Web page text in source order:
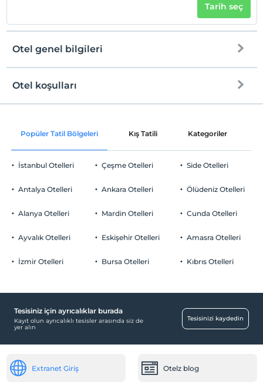
2 yaşına kadar olan bebekler ücretsizdir.
Tarih seç
Otel genel bilgileri
Ortak alanlar ve tüm odalar
Otopark
Ücretsiz Özel Otopark
Havuz
Otel koşulları
Check/in
Check/out
En geç saat 10:00 ve öncesi
Evcil Hayvan
2 yaşına kadar olan bebekler ücretsizdir.
Popüler Tatil Bölgeleri Kış Tatili Kategoriler
İstanbul Otelleri
Antalya Otelleri
Alanya Otelleri
Ayvalık Otelleri
İzmir Otelleri
Çeşme Otelleri
Ankara Otelleri
Mardin Otelleri
Eskişehir Otelleri
Bursa Otelleri
Side Otelleri
Ölüdeniz Otelleri
Cunda Otelleri
Amasra Otelleri
Kıbrıs Otelleri
Tesisiniz için ayrıcalıklar burada
Kayıt olun ayrıcalıklı tesisler arasında siz de
yer alın
Tesisinizi kaydedin
Extranet Giriş Otelz blog